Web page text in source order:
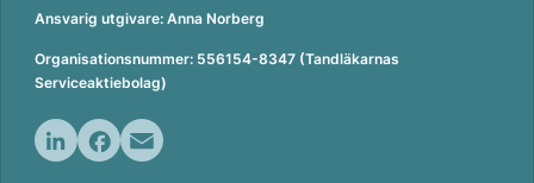
Ansvarig utgivare: Anna Norberg
Organisationsnummer: 556154-8347 (Tandläkarnas
Serviceaktiebolag)